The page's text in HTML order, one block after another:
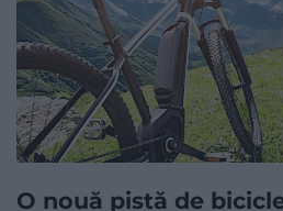
O nouă pistă de